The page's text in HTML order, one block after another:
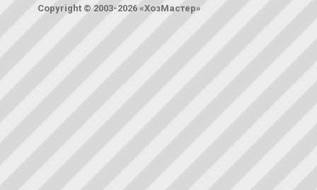
Copyright © 2003-2026 «ХозМастер»